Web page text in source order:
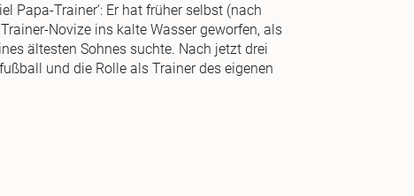
Papa-Trainer‘: Er hat früher selbst (nach
Novize ins kalte Wasser geworfen, als
ältesten Sohnes suchte. Nach jetzt drei
und die Rolle als Trainer des eigenen